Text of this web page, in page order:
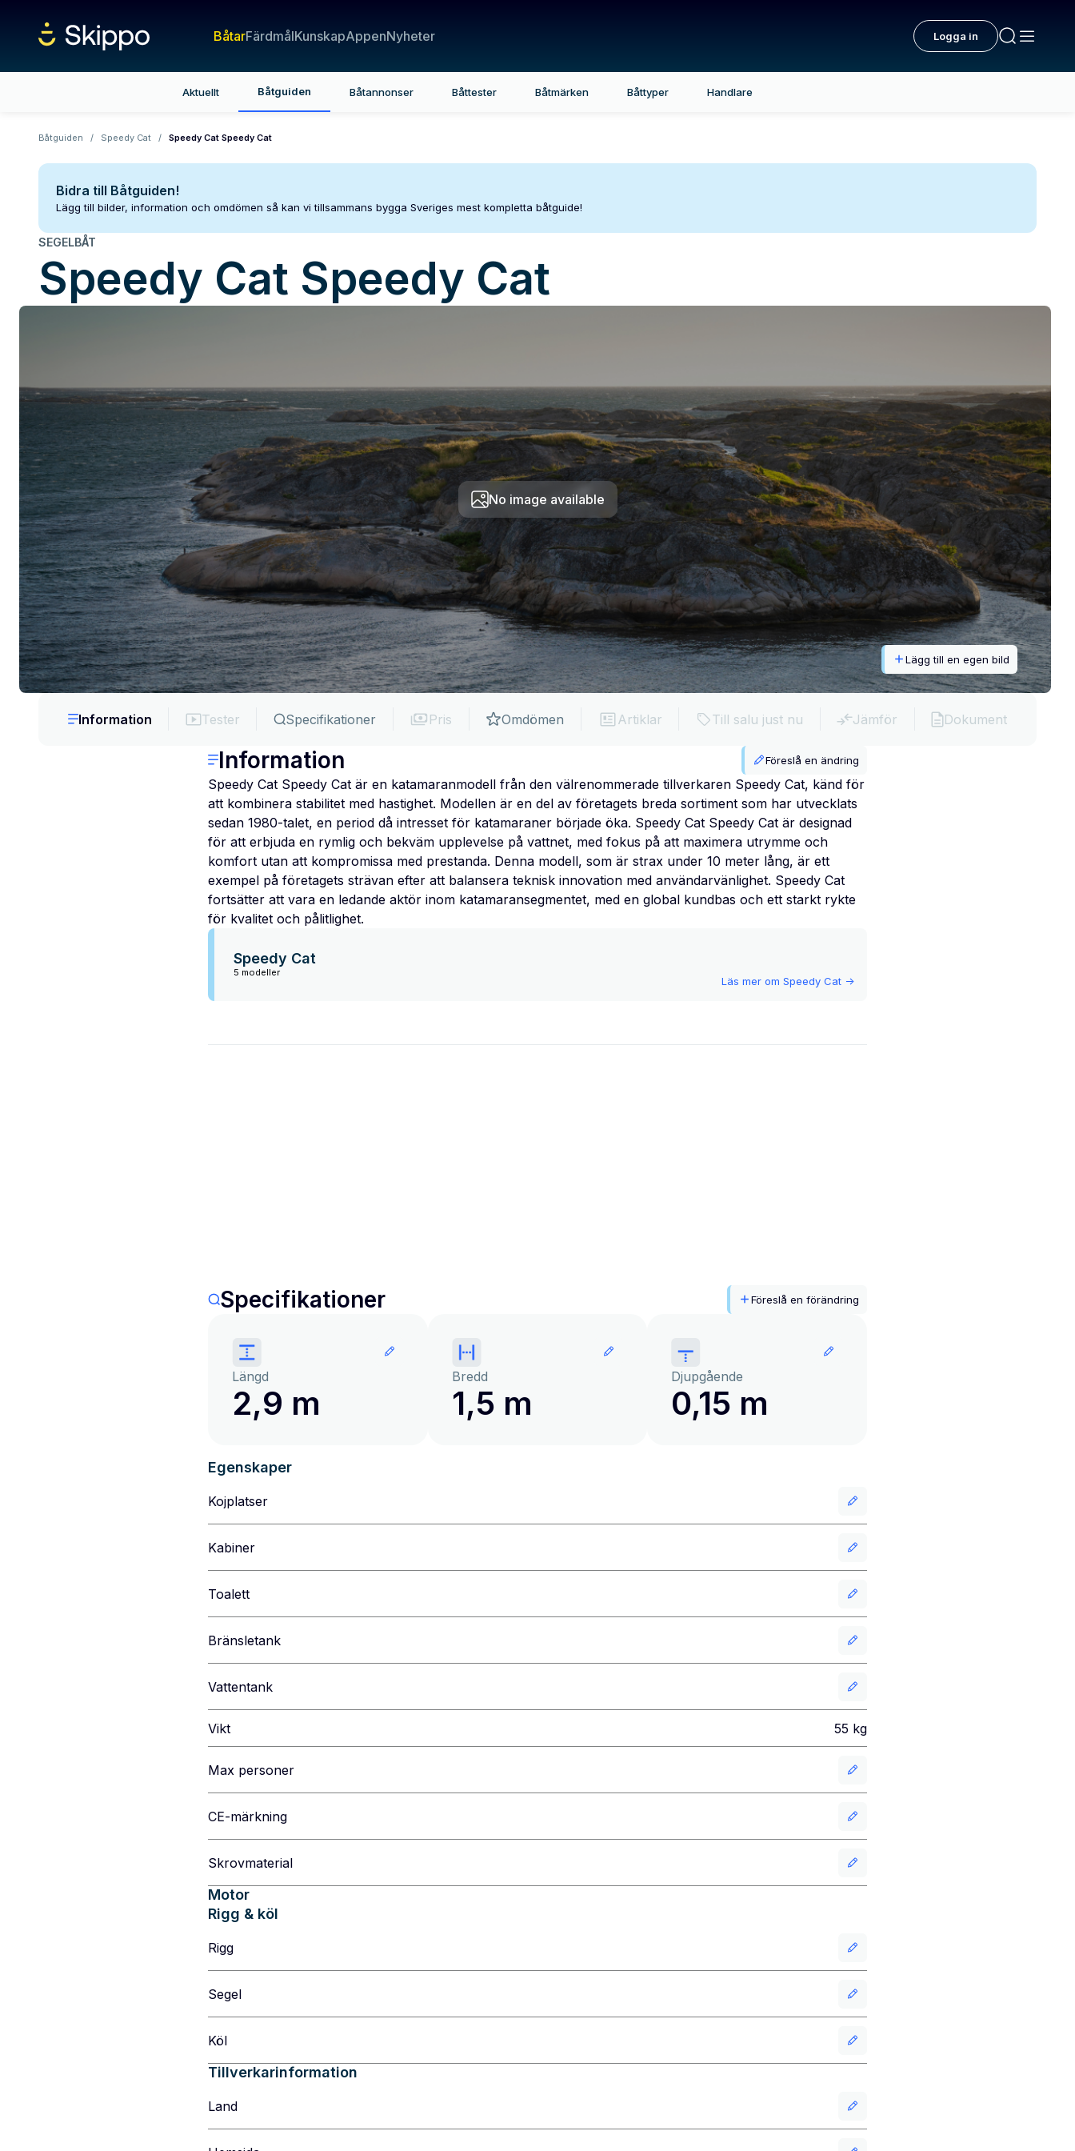
BåtarFärdmålKunskapAppenNyheter Logga in
Aktuellt Båtguiden Båtannonser Båttester Båtmärken Båttyper Handlare
Båtguiden / Speedy Cat / Speedy Cat Speedy Cat
Bidra till Båtguiden!
Lägg till bilder, information och omdömen så kan vi tillsammans bygga Sveriges mest kompletta båtguide!
SEGELBÅT
Speedy Cat Speedy Cat
No image available
Lägg till en egen bild
Information Tester Specifikationer Pris Omdömen Artiklar Till salu just nu Jämför Dokument
Information Föreslå en ändring
Speedy Cat Speedy Cat är en katamaranmodell från den välrenommerade tillverkaren Speedy Cat, känd för
att kombinera stabilitet med hastighet. Modellen är en del av företagets breda sortiment som har utvecklats
sedan 1980-talet, en period då intresset för katamaraner började öka. Speedy Cat Speedy Cat är designad
för att erbjuda en rymlig och bekväm upplevelse på vattnet, med fokus på att maximera utrymme och
komfort utan att kompromissa med prestanda. Denna modell, som är strax under 10 meter lång, är ett
exempel på företagets strävan efter att balansera teknisk innovation med användarvänlighet. Speedy Cat
fortsätter att vara en ledande aktör inom katamaransegmentet, med en global kundbas och ett starkt rykte
för kvalitet och pålitlighet.
Speedy Cat
5 modeller
Läs mer om Speedy Cat ->
Specifikationer Föreslå en förändring
Längd
2,9 m
Bredd
1,5 m
Djupgående
0,15 m
Egenskaper
Kojplatser
Kabiner
Toalett
Bränsletank
Vattentank
Vikt 55 kg
Max personer
CE-märkning
Skrovmaterial
Motor
Rigg & köl
Rigg
Segel
Köl
Tillverkarinformation
Land